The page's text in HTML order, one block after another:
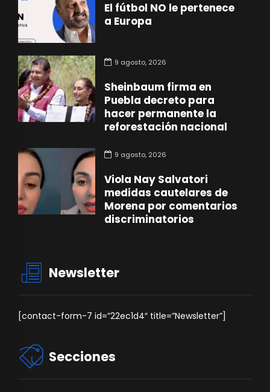
El fútbol NO le pertenece
a Europa
9 agosto, 2026
Sheinbaum firma en
Puebla decreto para
hacer permanente la
reforestación nacional
9 agosto, 2026
Viola Nay Salvatori
medidas cautelares de
Morena por comentarios
discriminatorios
Newsletter
[contact-form-7 id=”22ec1d4″ title=”Newsletter”]
Secciones